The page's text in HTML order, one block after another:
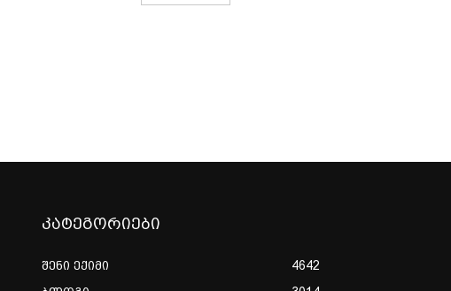
კატეგორიები
შენი ექიმი
4642